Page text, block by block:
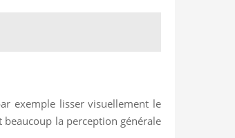
exemple lisser visuellement le
la perception générale